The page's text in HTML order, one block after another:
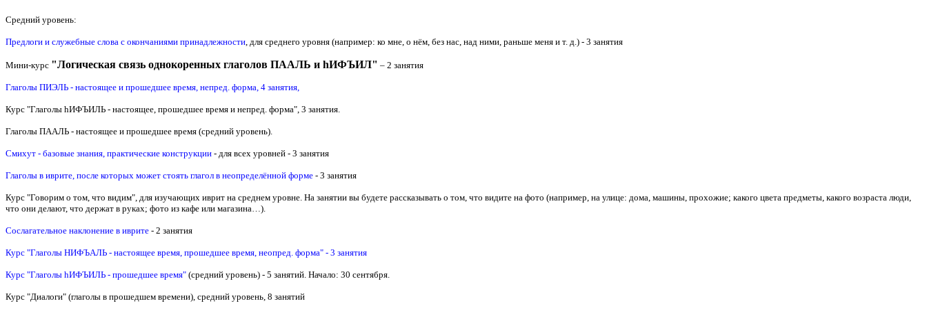
Средний уровень:
Предлоги и служебные слова с окончаниями принадлежности , для среднего уровня (например: ко мне, о нём, без нас, над ними, раньше меня и т. д.) - 3 занятия
Мини-курс "Логическая связь однокоренных глаголов ПААЛЬ и hИФЪИЛ" – 2 занятия
Глаголы ПИЭЛЬ - настоящее и прошедшее время, непред. форма, 4 занятия,
Курс "Глаголы hИФЪИЛЬ - настоящее, прошедшее время и непред. форма", 3 занятия.
Глаголы ПААЛЬ - настоящее и прошедшее время (средний уровень).
Смихут - базовые знания, практические конструкции - для всех уровней - 3 занятия
Глаголы в иврите, после которых может стоять глагол в неопределённой форме - 3 занятия
Курс "Говорим о том, что видим", для изучающих иврит на среднем уровне. На занятии вы будете рассказывать о том, что видите на фото (например, на улице: дома, машины, прохожие; какого цвета предметы, какого возраста люди,
что они делают, что держат в руках; фото из кафе или магазина…).
Сослагательное наклонение в иврите - 2 занятия
Курс "Глаголы НИФЪАЛЬ - настоящее время, прошедшее время, неопред. форма" - 3 занятия
Курс "Глаголы hИФЪИЛЬ - прошедшее время" (средний уровень) - 5 занятий. Начало: 30 сентября.
Курс "Диалоги" (глаголы в прошедшем времени), средний уровень, 8 занятий